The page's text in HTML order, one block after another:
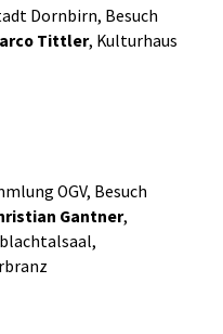
Dornbirn, Besuch
Tittler, Kulturhaus
OGV, Besuch
Gantner,